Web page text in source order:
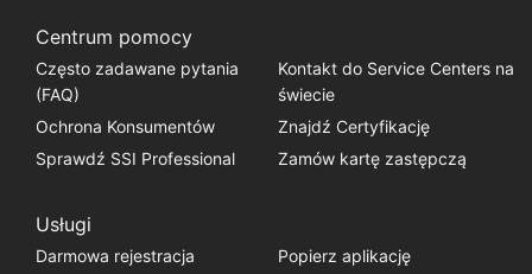
Centrum pomocy
Często zadawane pytania
(FAQ)
Kontakt do Service Centers na
świecie
Ochrona Konsumentów
Znajdź Certyfikację
Sprawdź SSI Professional
Zamów kartę zastępczą
Usługi
Darmowa rejestracja
Popierz aplikację